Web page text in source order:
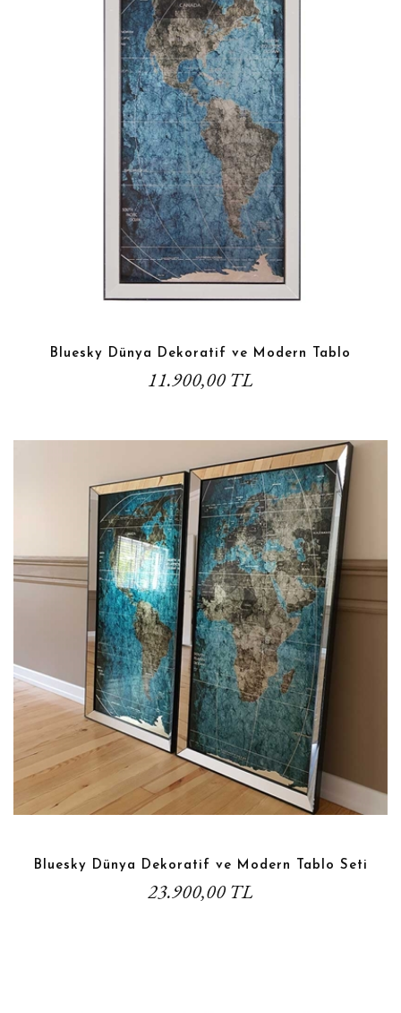
Bluesky Dünya Dekoratif ve Modern Tablo
11.900,00 TL
Bluesky Dünya Dekoratif ve Modern Tablo Seti
23.900,00 TL